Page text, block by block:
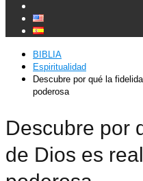
BIBLIA
Espiritualidad
Descubre por qué la
poderosa
Descubre por
de Dios es